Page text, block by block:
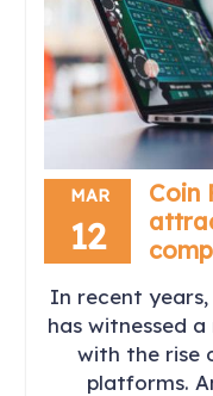
MAR
12
Coin
In recent
has witnessed
with the rise
platforms.